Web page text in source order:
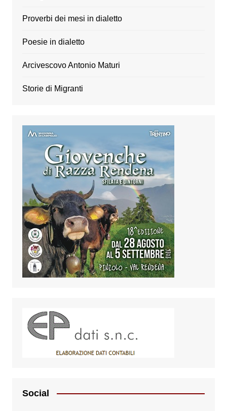
Proverbi dei mesi in dialetto
Poesie in dialetto
Arcivescovo Antonio Maturi
Storie di Migranti
Social